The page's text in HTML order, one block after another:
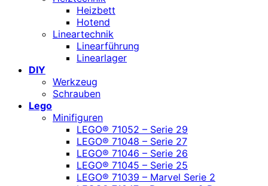
Heizbett
Hotend
Lineartechnik
Linearführung
Linearlager
DIY
Werkzeug
Schrauben
Lego
Minifiguren
LEGO® 71052 – Serie 29
LEGO® 71048 – Serie 27
LEGO® 71046 – Serie 26
LEGO® 71045 – Serie 25
LEGO® 71039 – Marvel Serie 2